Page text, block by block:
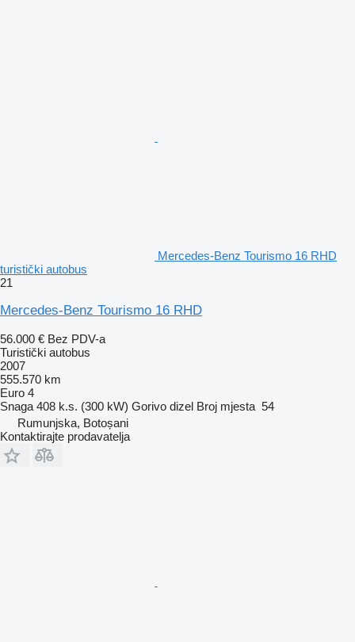
Mercedes-Benz Tourismo 16 RHD
turistički autobus
21
Mercedes-Benz Tourismo 16 RHD
56.000 € Bez PDV-a
Turistički autobus
2007
555.570 km
Euro 4
Snaga 408 k.s. (300 kW) Gorivo dizel Broj mjesta 54
Rumunjska, Botoșani
Kontaktirajte prodavatelja